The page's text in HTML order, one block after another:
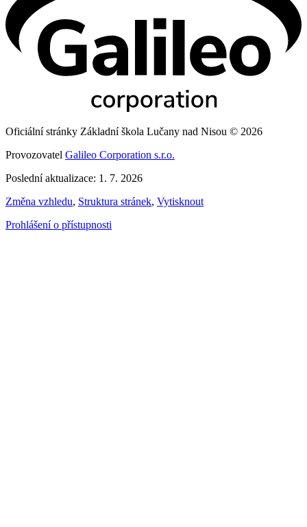
Oficiální stránky Základní škola Lučany nad Nisou © 2026
Provozovatel Galileo Corporation s.r.o.
Poslední aktualizace: 1. 7. 2026
Změna vzhledu, Struktura stránek, Vytisknout
Prohlášení o přístupnosti